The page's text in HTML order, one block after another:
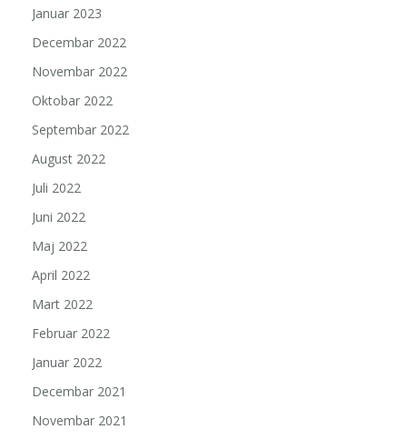
Januar 2023
Decembar 2022
Novembar 2022
Oktobar 2022
Septembar 2022
August 2022
Juli 2022
Juni 2022
Maj 2022
April 2022
Mart 2022
Februar 2022
Januar 2022
Decembar 2021
Novembar 2021